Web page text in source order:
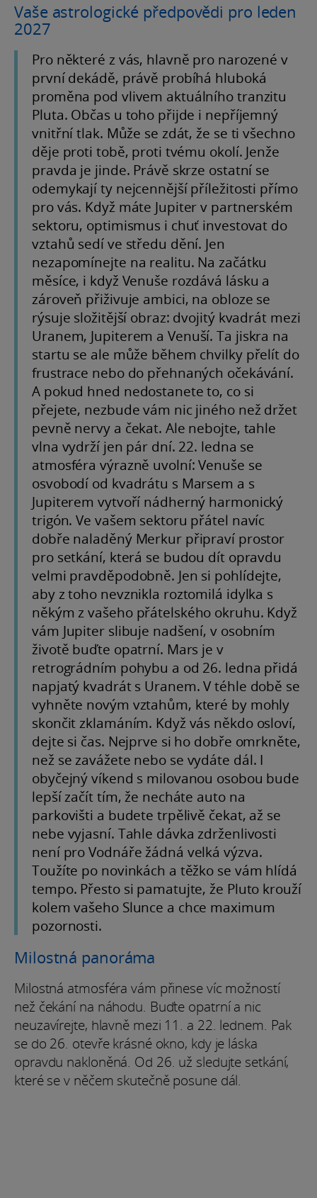
Vaše astrologické předpovědi pro leden
2027
Pro některé z vás, hlavně pro narozené v
první dekádě, právě probíhá hluboká
proměna pod vlivem aktuálního tranzitu
Pluta. Občas u toho přijde i nepříjemný
vnitřní tlak. Může se zdát, že se ti všechno
děje proti tobě, proti tvému okolí. Jenže
pravda je jinde. Právě skrze ostatní se
odemykají ty nejcennější příležitosti přímo
pro vás. Když máte Jupiter v partnerském
sektoru, optimismus i chuť investovat do
vztahů sedí ve středu dění. Jen
nezapomínejte na realitu. Na začátku
měsíce, i když Venuše rozdává lásku a
zároveň přiživuje ambici, na obloze se
rýsuje složitější obraz: dvojitý kvadrát mezi
Uranem, Jupiterem a Venuší. Ta jiskra na
startu se ale může během chvilky přelít do
frustrace nebo do přehnaných očekávání.
A pokud hned nedostanete to, co si
přejete, nezbude vám nic jiného než držet
pevně nervy a čekat. Ale nebojte, tahle
vlna vydrží jen pár dní. 22. ledna se
atmosféra výrazně uvolní: Venuše se
osvobodí od kvadrátu s Marsem a s
Jupiterem vytvoří nádherný harmonický
trigón. Ve vašem sektoru přátel navíc
dobře naladěný Merkur připraví prostor
pro setkání, která se budou dít opravdu
velmi pravděpodobně. Jen si pohlídejte,
aby z toho nevznikla roztomilá idylka s
někým z vašeho přátelského okruhu. Když
vám Jupiter slibuje nadšení, v osobním
životě buďte opatrní. Mars je v
retrográdním pohybu a od 26. ledna přidá
napjatý kvadrát s Uranem. V téhle době se
vyhněte novým vztahům, které by mohly
skončit zklamáním. Když vás někdo osloví,
dejte si čas. Nejprve si ho dobře omrkněte,
než se zavážete nebo se vydáte dál. I
obyčejný víkend s milovanou osobou bude
lepší začít tím, že necháte auto na
parkovišti a budete trpělivě čekat, až se
nebe vyjasní. Tahle dávka zdrženlivosti
není pro Vodnáře žádná velká výzva.
Toužíte po novinkách a těžko se vám hlídá
tempo. Přesto si pamatujte, že Pluto krouží
kolem vašeho Slunce a chce maximum
pozornosti.
Milostná panoráma
Milostná atmosféra vám přinese víc možností
než čekání na náhodu. Buďte opatrní a nic
neuzavírejte, hlavně mezi 11. a 22. lednem. Pak
se do 26. otevře krásné okno, kdy je láska
opravdu nakloněná. Od 26. už sledujte setkání,
které se v něčem skutečně posune dál.